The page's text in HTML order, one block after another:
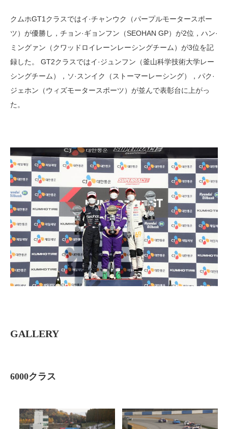
クムホGT1クラスではイ·チャンウク（パープルモータースポー
ツ）が優勝し，チョン·ギョンフン（SEOHAN GP）が2位，ハン·
ミングァン（クワッドロイレーンレーシングチーム）が3位を記
録した。 GT2クラスではイ·ジュンフン（釜山科学技術大学レー
シングチーム），ソ·スンイク（ストーマーレーシング），パク·
ジェホン（ウィズモータースポーツ）が並んで表彰台に上がっ
た。
GALLERY
6000クラス